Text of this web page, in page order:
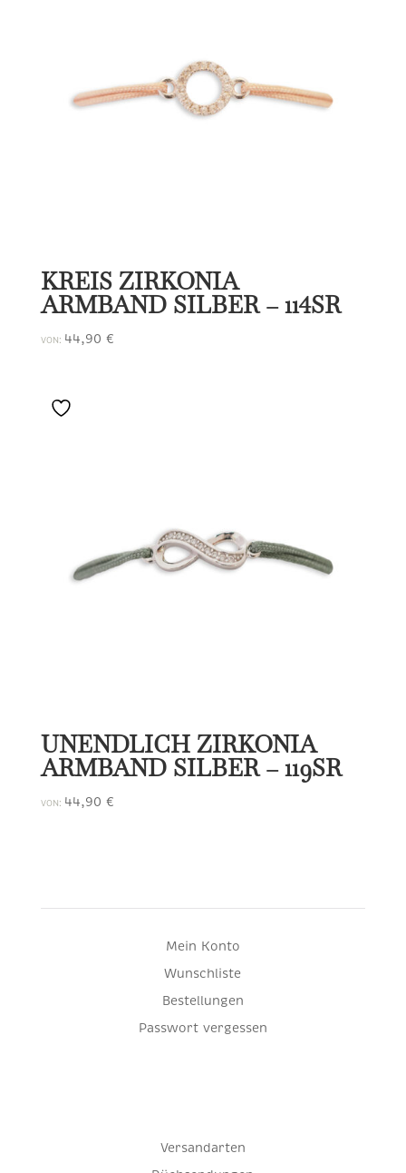
KREIS ZIRKONIA
ARMBAND SILBER – 114SR
VON: 44,90 €
UNENDLICH ZIRKONIA
ARMBAND SILBER – 119SR
VON: 44,90 €
Mein Konto
Wunschliste
Bestellungen
Passwort vergessen
Versandarten